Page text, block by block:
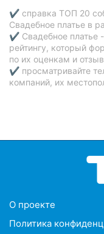
✔ справка ТОП 20
Свадебное платье в
✔ Свадебное платье
рейтингу, который
по их оценкам и
✔ просматривайте
компаний, их
O проекте
Политика